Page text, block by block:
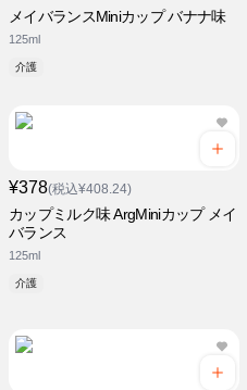
メイバランスMiniカップ バナナ味
125ml
介護
¥378(税込¥408.24)
カップミルク味 ArgMiniカップ メイ
バランス
125ml
介護